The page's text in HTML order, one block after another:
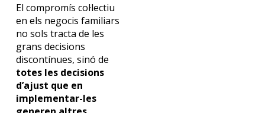
El compromís col·lectiu
en els negocis familiars
no sols tracta de les
grans decisions
discontínues, sinó de
totes les decisions
d’ajust que en
implementar-les